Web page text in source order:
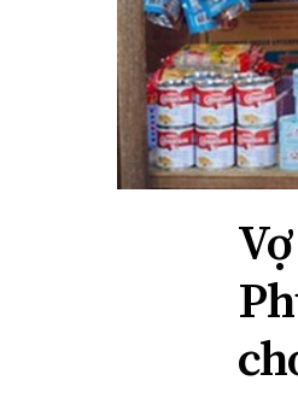
Xi nhan
Bạn đọc